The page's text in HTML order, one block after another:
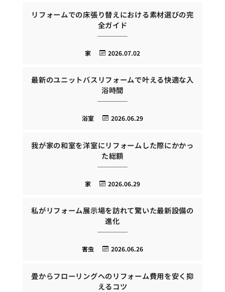
リフォームでの床張り替えにおける素材選びの完
全ガイド
2026.07.02
家
最新のユニットバスリフォームで叶える快適な入
浴時間
2026.06.29
浴室
我が家の和室を洋室にリフォームした際にかかっ
た総額
2026.06.29
家
私がリフォーム展示場を訪れて驚いた最新設備の
進化
2026.06.26
害虫
畳からフローリングへのリフォーム費用を安く抑
えるコツ